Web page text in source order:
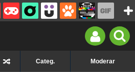
Categ. Moderar